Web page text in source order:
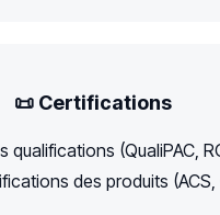
📜 Certifications
qualifications (QualiPAC,
des produits (ACS,